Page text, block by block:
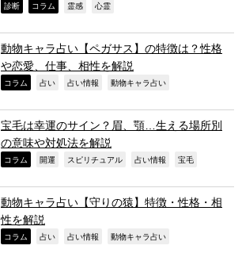
診断 コラム 霊感 心霊
動物キャラ占い【ペガサス】の特徴は？性格
や恋愛、仕事、相性を解説
コラム 占い 占い情報 動物キャラ占い
宝毛は幸運のサイン？眉、顎…生える場所別
の意味や対処法を解説
コラム 開運 スピリチュアル 占い情報 宝毛
動物キャラ占い【守りの猿】特徴・性格・相
性を解説
コラム 占い 占い情報 動物キャラ占い